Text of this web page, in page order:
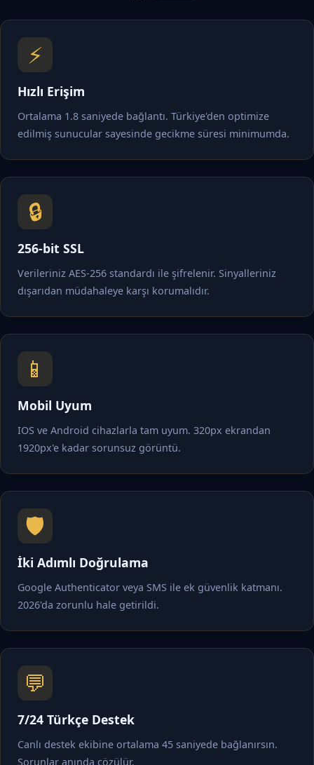
⚡
Hızlı Erişim
Ortalama 1.8 saniyede bağlantı. Türkiye'den optimize
edilmiş sunucular sayesinde gecikme süresi minimumda.
🔒
256-bit SSL
Verileriniz AES-256 standardı ile şifrelenir. Sinyalleriniz
dışarıdan müdahaleye karşı korumalıdır.
📱
Mobil Uyum
IOS ve Android cihazlarla tam uyum. 320px ekrandan
1920px'e kadar sorunsuz görüntü.
🛡️
İki Adımlı Doğrulama
Google Authenticator veya SMS ile ek güvenlik katmanı.
2026'da zorunlu hale getirildi.
💬
7/24 Türkçe Destek
Canlı destek ekibine ortalama 45 saniyede bağlanırsın.
Sorunlar anında çözülür.